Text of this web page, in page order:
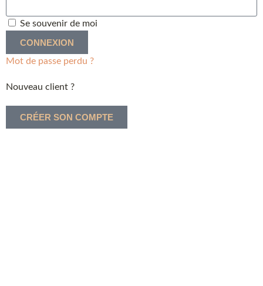
Se souvenir de moi
CONNEXION
Mot de passe perdu ?
Nouveau client ?
CRÉER SON COMPTE